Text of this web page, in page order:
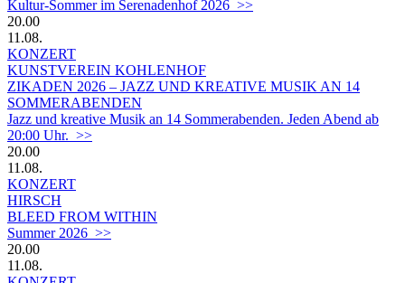
Kultur-Sommer im Serenadenhof 2026 >>
20.00
11.08.
KONZERT
KUNSTVEREIN KOHLENHOF
ZIKADEN 2026 – JAZZ UND KREATIVE MUSIK AN 14
SOMMERABENDEN
Jazz und kreative Musik an 14 Sommerabenden. Jeden Abend ab
20:00 Uhr. >>
20.00
11.08.
KONZERT
HIRSCH
BLEED FROM WITHIN
Summer 2026 >>
20.00
11.08.